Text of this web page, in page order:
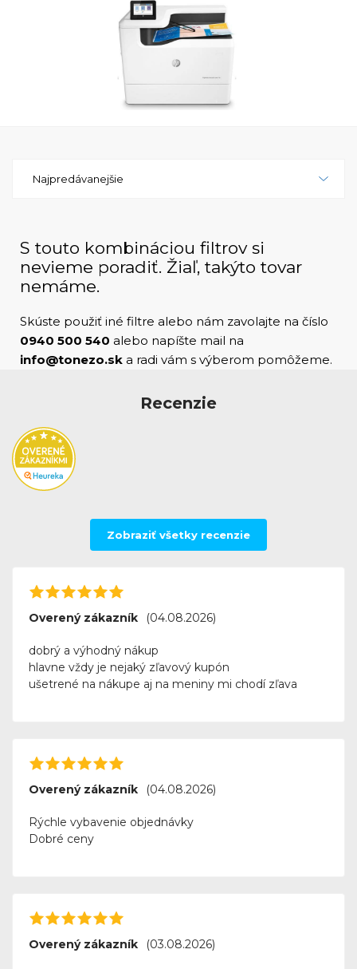
bezpečnostnou funkcionalitou, ktorá chráni citlivé
firemné údaje a zabraňuje neoprávnenému
prístupu. HP PageWide Enterprise Color MFP
780dns je teda ideálnym riešením pre podniky, ktoré
potrebujú spoľahlivú, vysokovýkonnú a bezpečnú
multifunkčnú tlačiareň pre svoje každodenné
vysokovýkonné tlačenie farebných dokumentov vo
bezpečnostnými funkciami je táto tlačiareň
navrhnutá tak, aby zvládla náročné firemné
prostredie. HP PageWide Enterprise Color MFP
780dns je skutočne tlačiareň, ktorá prináša
výnimočnú hodnotu a výkonnosť pre podniky
všetkých veľkostí.
Najpredávanejšie
S touto kombináciou filtrov si
nevieme poradiť. Žiaľ, takýto tovar
nemáme.
Skúste použiť iné filtre alebo nám zavolajte na číslo
0940 500 540 alebo napíšte mail na
info@tonezo.sk a radi vám s výberom pomôžeme.
Recenzie
Zobraziť všetky recenzie
Overený zákazník (04.08.2026)
dobrý a výhodný nákup
hlavne vždy je nejaký zľavový kupón
ušetrené na nákupe aj na meniny mi chodí zľava
Overený zákazník (04.08.2026)
Rýchle vybavenie objednávky
Dobré ceny
Overený zákazník (03.08.2026)